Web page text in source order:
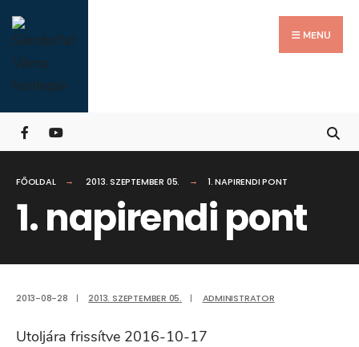
Skip
to
content
MENU
FŐOLDAL 2013. SZEPTEMBER 05. 1. NAPIRENDI PONT
1. napirendi pont
2013-08-28 | 2013. SZEPTEMBER 05. | ADMINISTRATOR
Utoljára frissítve 2016-10-17
for:
Close